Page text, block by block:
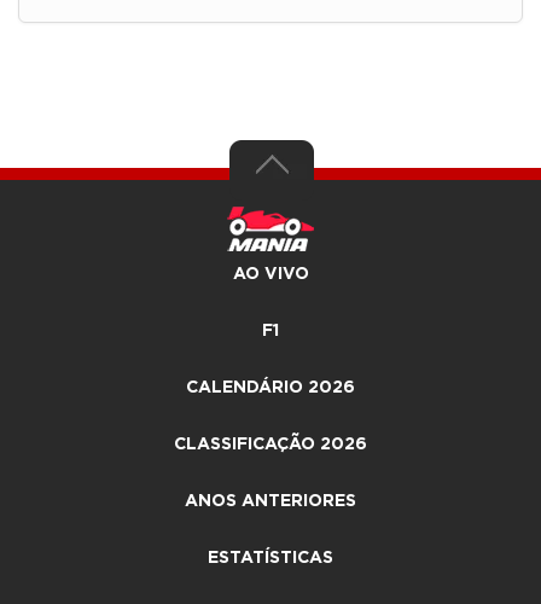
AO VIVO
F1
CALENDÁRIO 2026
CLASSIFICAÇÃO 2026
ANOS ANTERIORES
ESTATÍSTICAS